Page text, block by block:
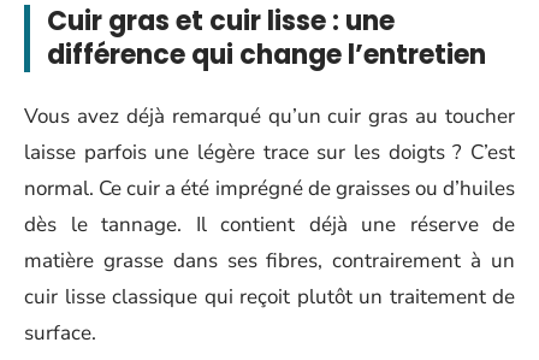
Cuir gras et cuir lisse : une
différence qui change l’entretien
Vous avez déjà remarqué qu’un cuir gras au toucher
laisse parfois une légère trace sur les doigts ? C’est
normal. Ce cuir a été imprégné de graisses ou d’huiles
dès le tannage. Il contient déjà une réserve de
matière grasse dans ses fibres, contrairement à un
cuir lisse classique qui reçoit plutôt un traitement de
surface.